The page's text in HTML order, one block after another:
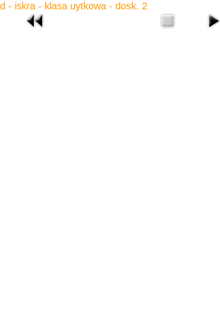
d - iskra - klasa uytkowa - dosk. 2